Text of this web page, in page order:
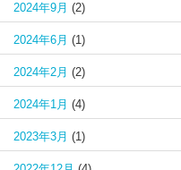
2024年9月 (2)
2024年6月 (1)
2024年2月 (2)
2024年1月 (4)
2023年3月 (1)